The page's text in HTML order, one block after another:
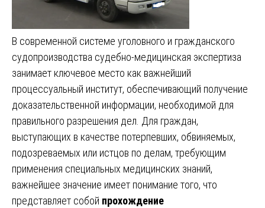
В современной системе уголовного и гражданского
судопроизводства судебно-медицинская экспертиза
занимает ключевое место как важнейший
процессуальный институт, обеспечивающий получение
доказательственной информации, необходимой для
правильного разрешения дел. Для граждан,
выступающих в качестве потерпевших, обвиняемых,
подозреваемых или истцов по делам, требующим
применения специальных медицинских знаний,
важнейшее значение имеет понимание того, что
представляет собой прохождение